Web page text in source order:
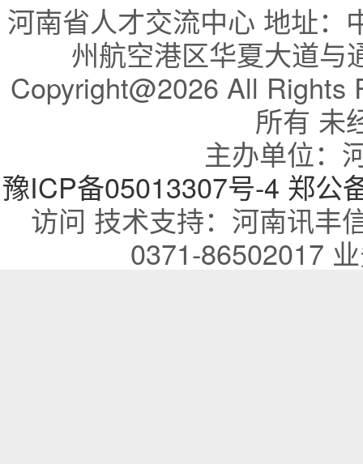
河南省人才交流中心 地址：
州航空港区华夏大道与
Copyright@2026 All Rights
所有 未
主办单位：
豫ICP备05013307号-4 郑公
访问 技术支持：河南讯丰
0371-86502017